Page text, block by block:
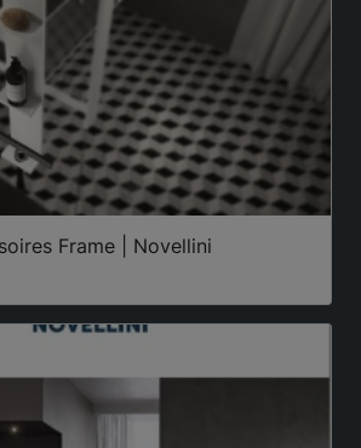
Frame | Novellini